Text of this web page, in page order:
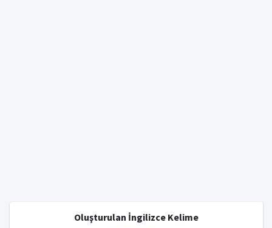
Oluşturulan İngilizce Kelime